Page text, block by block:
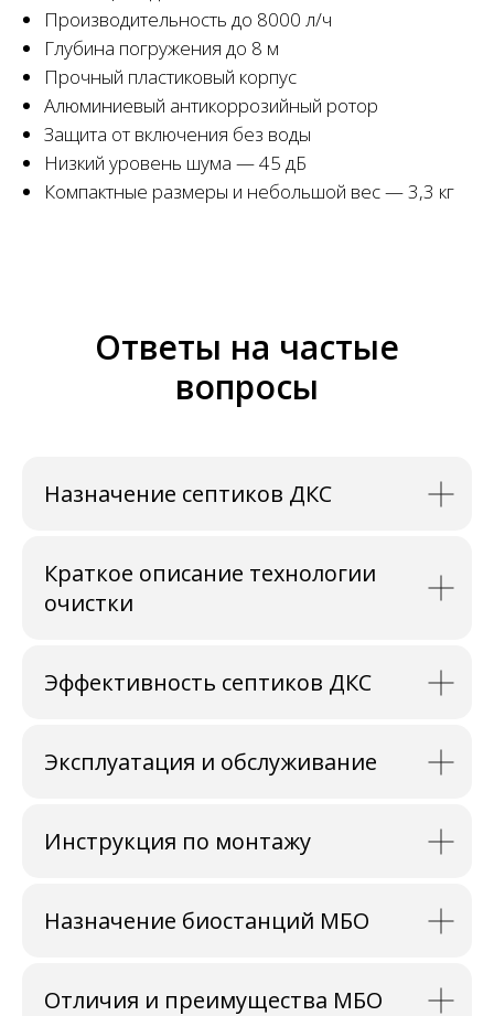
Производительность до 8000 л/ч
Глубина погружения до 8 м
Прочный пластиковый корпус
Алюминиевый антикоррозийный ротор
Защита от включения без воды
Низкий уровень шума — 45 дБ
Компактные размеры и небольшой вес — 3,3 кг
Ответы на частые
вопросы
Назначение септиков ДКС
Краткое описание технологии
очистки
Эффективность септиков ДКС
Эксплуатация и обслуживание
Инструкция по монтажу
Назначение биостанций МБО
Отличия и преимущества МБО